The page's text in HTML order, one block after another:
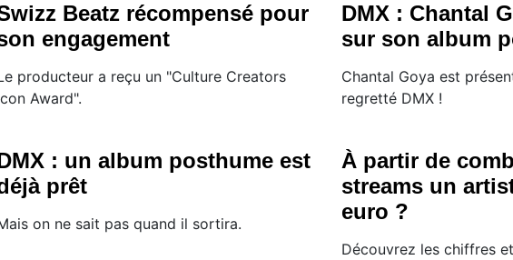
Beatz récompensé pour
engagement
producteur a reçu un "Culture Creators
Award".
DMX : Chantal
sur son album
Chantal Goya est
regretté DMX !
: un album posthume est
prêt
on ne sait pas quand il sortira.
À partir de
streams un
euro ?
Découvrez les chiffres